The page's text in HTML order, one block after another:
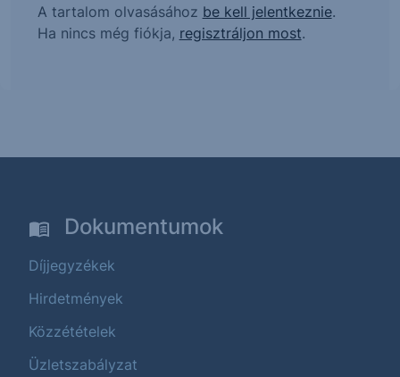
A tartalom olvasásához be kell jelentkeznie.
Ha nincs még fiókja, regisztráljon most.
Dokumentumok
Díjjegyzékek
Hirdetmények
Közzétételek
Üzletszabályzat